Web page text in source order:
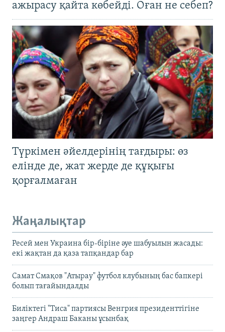
ажырасу қайта көбейді. Оған не себеп?
Түркімен әйелдерінің тағдыры: өз
елінде де, жат жерде де құқығы
қорғалмаған
Жаңалықтар
Ресей мен Украина бір-біріне әуе шабуылын жасады:
екі жақтан да қаза тапқандар бар
Самат Смақов "Атырау" футбол клубының бас бапкері
болып тағайындалды
Биліктегі "Тиса" партиясы Венгрия президенттігіне
заңгер Андраш Баканы ұсынбақ